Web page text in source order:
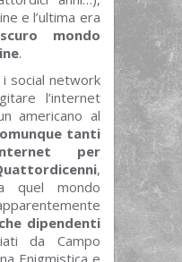
e l’ultima era
mondo
.
social network
l’internet
americano al
tanti
per
,
quel mondo
dipendenti
da Campo
Enigmistica e